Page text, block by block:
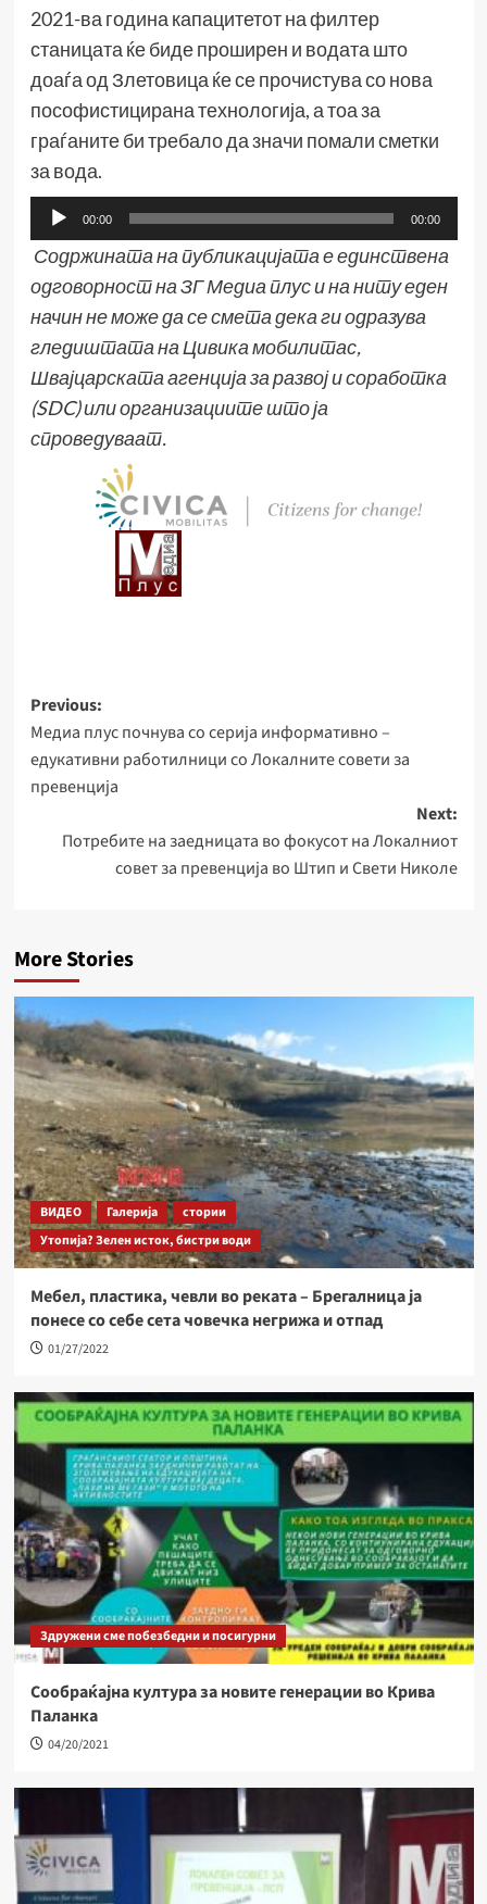
2021-ва година капацитетот на филтер
станицата ќе биде проширен и водата што
доаѓа од Злетовица ќе се прочистува со нова
пософистицирана технологија, а тоа за
граѓаните би требало да значи помали сметки
за вода.
Аудио
плејер
00:00 00:00
Содржината на публикацијата е единствена
одговорност на ЗГ Медиа плус и на ниту еден
начин не може да се смета дека ги одразува
гледиштата на Цивика мобилитас,
Швајцарската агенција за развој и соработка
(SDC) или организациите што ја
спроведуваат.
Post
navigation
Previous:
Медиа плус почнува со серија информативно –
едукативни работилници со Локалните совети за
превенција
Next:
Потребите на заедницата во фокусот на Локалниот
совет за превенција во Штип и Свети Николе
More Stories
ВИДЕО Галерија
стории
Утопија? Зелен исток, бистри води
Мебел, пластика, чевли во реката – Брегалница ја
понесе со себе сета човечка негрижа и отпад
01/27/2022
Здружени сме побезбедни и посигурни
Сообраќајна култура за новите генерации во Крива
Паланка
04/20/2021